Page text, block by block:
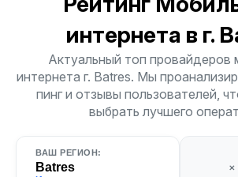
интернета в г.
Актуальный топ провайдеров
интернета г. Batres. Мы
пинг и отзывы пользователей,
выбрать лучшего
ВАШ РЕГИОН:
Batres ×